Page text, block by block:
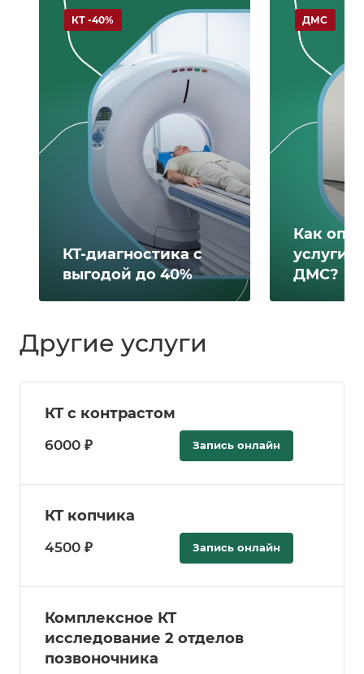
КТ-диагностика с
выгодой до 40%
КТ -40%
Как
услуги
ДМС?
ДМС
Другие услуги
КТ с контрастом
6000 ₽ Запись онлайн
КТ копчика
4500 ₽ Запись онлайн
Комплексное КТ
исследование 2 отделов
позвоночника